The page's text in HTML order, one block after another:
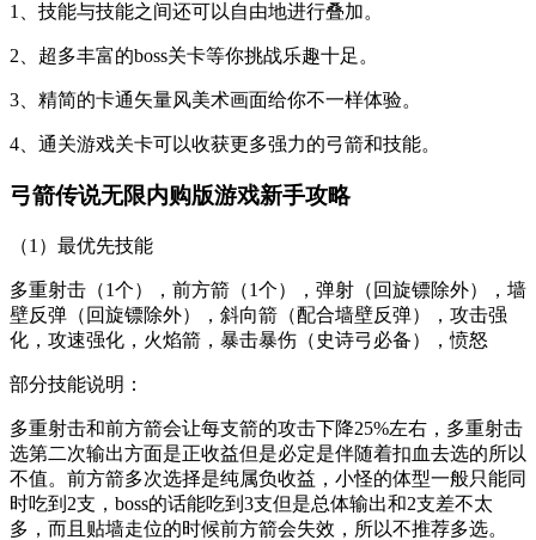
1、技能与技能之间还可以自由地进行叠加。
2、超多丰富的boss关卡等你挑战乐趣十足。
3、精简的卡通矢量风美术画面给你不一样体验。
4、通关游戏关卡可以收获更多强力的弓箭和技能。
弓箭传说无限内购版游戏新手攻略
（1）最优先技能
多重射击（1个），前方箭（1个），弹射（回旋镖除外），墙
壁反弹（回旋镖除外），斜向箭（配合墙壁反弹），攻击强
化，攻速强化，火焰箭，暴击暴伤（史诗弓必备），愤怒
部分技能说明：
多重射击和前方箭会让每支箭的攻击下降25%左右，多重射击
选第二次输出方面是正收益但是必定是伴随着扣血去选的所以
不值。前方箭多次选择是纯属负收益，小怪的体型一般只能同
时吃到2支，boss的话能吃到3支但是总体输出和2支差不太
多，而且贴墙走位的时候前方箭会失效，所以不推荐多选。